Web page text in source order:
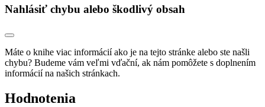
Nahlásiť chybu alebo škodlivý obsah
Máte o knihe viac informácií ako je na tejto stránke alebo ste našli
chybu? Budeme vám veľmi vďační, ak nám pomôžete s doplnením
informácií na našich stránkach.
Hodnotenia